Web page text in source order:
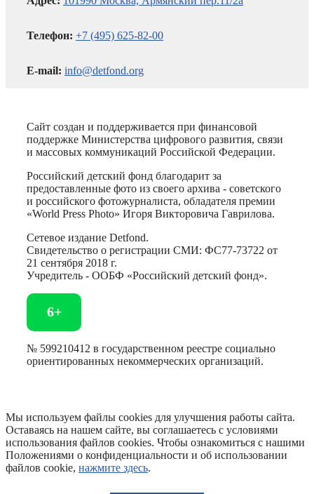
Телефон: +7 (495) 625-82-00
E-mail: info@detfond.org
Сайт создан и поддерживается при финансовой
поддержке Министерства цифрового развития, связи
и массовых коммуникаций Российской Федерации.
Российский детский фонд благодарит за
предоставленные фото из своего архива - советского
и российского фотожурналиста, обладателя премии
«World Press Photo» Игоря Викторовича Гаврилова.
Сетевое издание Detfond.
Свидетельство о регистрации СМИ: ФС77-73722 от
21 сентября 2018 г.
Учредитель - ООБФ «Российский детский фонд».
6+
№ 599210412 в государственном реестре социально
ориентированных некоммерческих организаций.
Мы используем файлы cookies для улучшения работы сайта.
Оставаясь на нашем сайте, вы соглашаетесь с условиями
использования файлов cookies. Чтобы ознакомиться с нашими
Положениями о конфиденциальности и об использовании
файлов cookie, нажмите здесь.